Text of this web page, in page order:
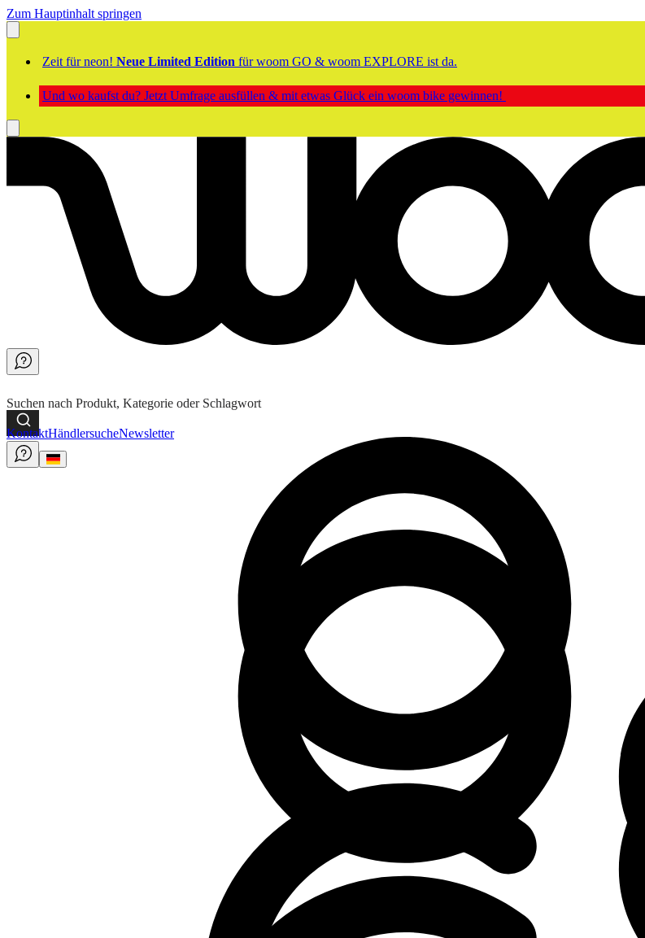
Zum Hauptinhalt springen
Zeit für neon! Neue Limited Edition für woom GO & woom EXPLORE ist da.
Und wo kaufst du? Jetzt Umfrage ausfüllen & mit etwas Glück ein woom bike gewinnen!
Suchen nach Produkt, Kategorie oder Schlagwort
KontaktHändlersucheNewsletter